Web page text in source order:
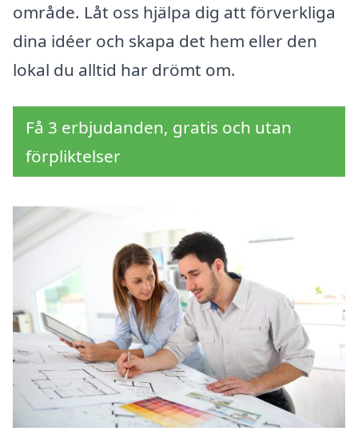
område. Låt oss hjälpa dig att förverkliga
dina idéer och skapa det hem eller den
lokal du alltid har drömt om.
Få 3 erbjudanden, gratis och utan
förpliktelser